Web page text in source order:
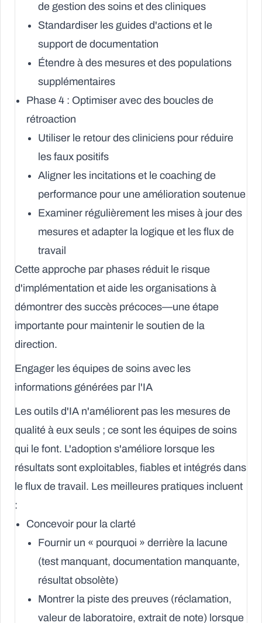
de gestion des soins et des cliniques
Standardiser les guides d'actions et le
support de documentation
Étendre à des mesures et des populations
supplémentaires
Phase 4 : Optimiser avec des boucles de
rétroaction
Utiliser le retour des cliniciens pour réduire
les faux positifs
Aligner les incitations et le coaching de
performance pour une amélioration soutenue
Examiner régulièrement les mises à jour des
mesures et adapter la logique et les flux de
travail
Cette approche par phases réduit le risque
d'implémentation et aide les organisations à
démontrer des succès précoces—une étape
importante pour maintenir le soutien de la
direction.
Engager les équipes de soins avec les
informations générées par l'IA
Les outils d'IA n'améliorent pas les mesures de
qualité à eux seuls ; ce sont les équipes de soins
qui le font. L'adoption s'améliore lorsque les
résultats sont exploitables, fiables et intégrés dans
le flux de travail. Les meilleures pratiques incluent
:
Concevoir pour la clarté
Fournir un « pourquoi » derrière la lacune
(test manquant, documentation manquante,
résultat obsolète)
Montrer la piste des preuves (réclamation,
valeur de laboratoire, extrait de note) lorsque